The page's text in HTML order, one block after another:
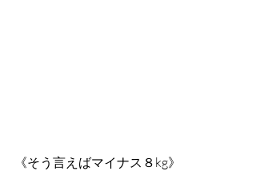
《そう言えばマイナス８kg》